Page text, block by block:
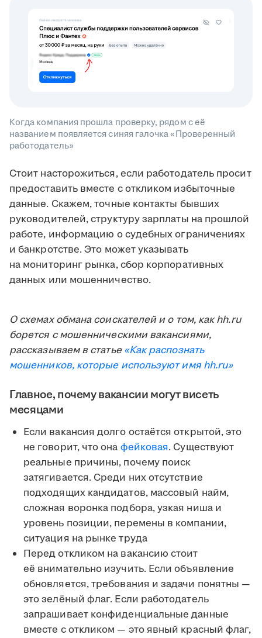
Когда компания прошла проверку, рядом с её
названием появляется синяя галочка «Проверенный
работодатель»
Стоит насторожиться, если работодатель просит
предоставить вместе с откликом избыточные
данные. Скажем, точные контакты бывших
руководителей, структуру зарплаты на прошлой
работе, информацию о судебных ограничениях
и банкротстве. Это может указывать
на мониторинг рынка, сбор корпоративных
данных или мошенничество.
О схемах обмана соискателей и о том, как hh.ru
борется с мошенническими вакансиями,
рассказываем в статье«Как распознать
мошенников, которые используют имя hh.ru»
Главное, почему вакансии могут висеть
месяцами
Если вакансия долго остаётся открытой, это
не говорит, что она фейковая. Существуют
реальные причины, почему поиск
затягивается. Среди них отсутствие
подходящих кандидатов, массовый найм,
сложная воронка подбора, узкая ниша и
уровень позиции, перемены в компании,
ситуация на рынке труда
Перед откликом на вакансию стоит
её внимательно изучить. Если объявление
обновляется, требования и задачи понятны —
это зелёный флаг. Если работодатель
запрашивает конфиденциальные данные
вместе с откликом — это явный красный флаг,